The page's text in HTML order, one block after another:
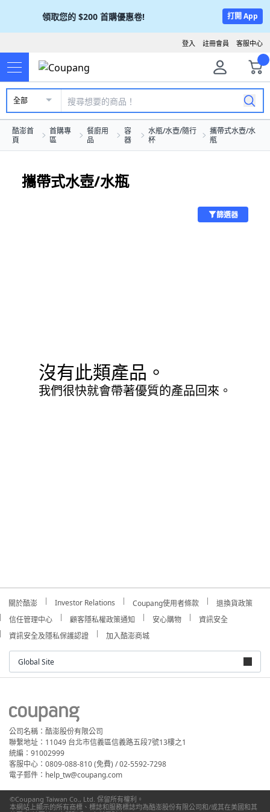
領取您的 $200 首購優惠卷! 打開 App
客服中心
註冊會員
登入
全部
酷澎首
頁
首購專
區
餐廚用
品
容
器
水瓶/水壺/隨行
杯
攜帶式水壺/水
瓶
攜帶式水壺/水瓶
篩選器
沒有此類產品。
我們很快就會帶著優質的產品回來。
關於酷澎 Investor Relations Coupang使用者條款
退換貨政策
信任管理中心
顧客隱私權政策通知 安心購物
資訊安全
資訊安全及隱私保護認證
加入酷澎商城
Global Site
公司名稱：酷澎股份有限公司
聯繫地址：11049 台北市信義區信義路五段7號13樓之1
統編：91002999
客服中心：0809-088-810 (免費) / 02-5592-7298
電子郵件：help_tw@coupang.com
©Coupang Taiwan Co., Ltd. 保留所有權利。
本網站上顯示的所有商標、標誌和服務標誌均為酷澎股份有限公司和/或其在美國和其